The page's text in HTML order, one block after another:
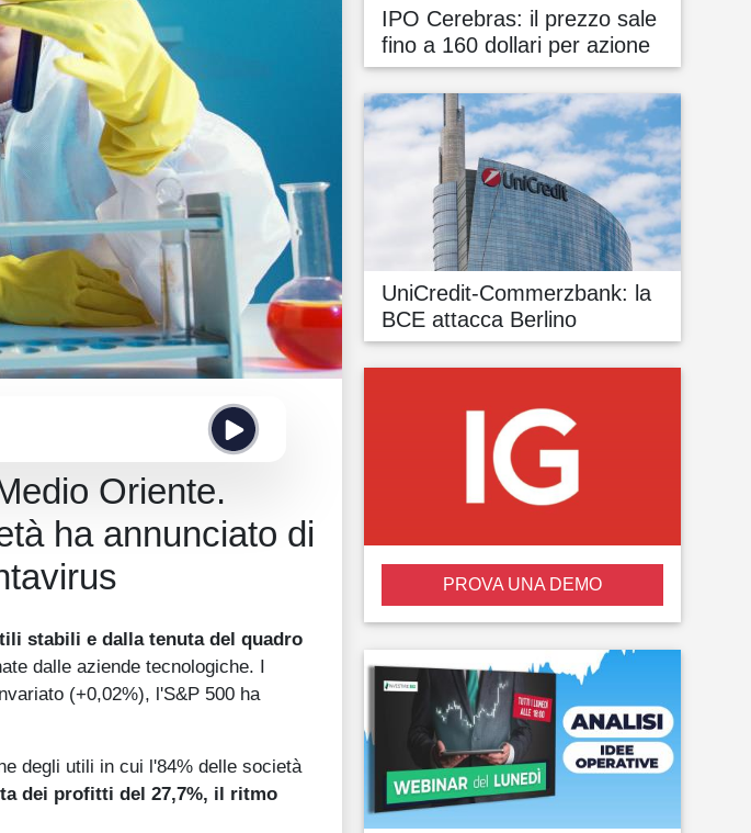
Oriente.
ha annunciato di
stabili e dalla tenuta del quadro
dalle aziende tecnologiche. I
(+0,02%), l'S&P 500 ha
degli utili in cui l'84% delle società
dei profitti del 27,7%, il ritmo
IPO Cerebras: il prezzo sale
fino a 160 dollari per azione
UniCredit-Commerzbank: la
BCE attacca Berlino
PROVA UNA DEMO